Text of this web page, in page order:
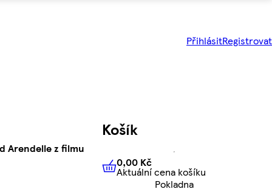
PřihlásitRegistrovat
Arendelle z filmu
Košík
0,00 KčAktuální cena košíku
0,00 Kč
Aktuální cena košíku
Pokladna